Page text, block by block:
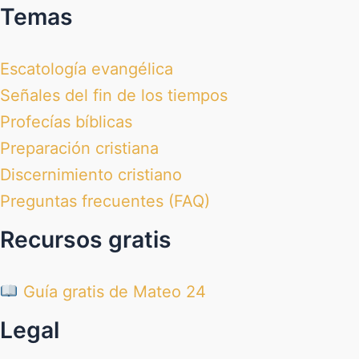
Temas
Escatología evangélica
Señales del fin de los tiempos
Profecías bíblicas
Preparación cristiana
Discernimiento cristiano
Preguntas frecuentes (FAQ)
Recursos gratis
Guía gratis de Mateo 24
Legal